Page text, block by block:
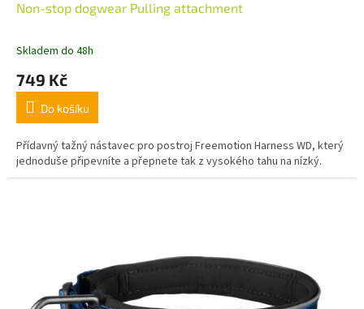
Non-stop dogwear Pulling attachment
Skladem do 48h
749 Kč
Do košíku
Přídavný tažný nástavec pro postroj Freemotion Harness WD, který
jednoduše připevníte a přepnete tak z vysokého tahu na nízký.